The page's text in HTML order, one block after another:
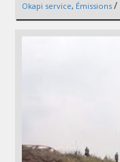
Okapi service, Émissions /